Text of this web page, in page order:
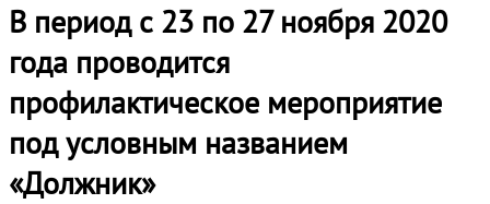
В период с 23 по 27 ноября 2020
года проводится
профилактическое мероприятие
под условным названием
«Должник»